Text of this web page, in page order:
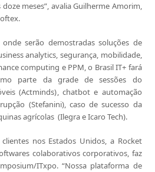
meses”, avalia Guilherme Amorim,
serão demostradas soluções de
analytics, segurança, mobilidade,
computing e PPM, o Brasil IT+ fará
parte da grade de sessões do
(Actminds), chatbot e automação
(Stefanini), caso de sucesso da
agrícolas (Ilegra e Icaro Tech).
nos Estados Unidos, a Rocket
colaborativos corporativos, faz
ITxpo. “Nossa plataforma de